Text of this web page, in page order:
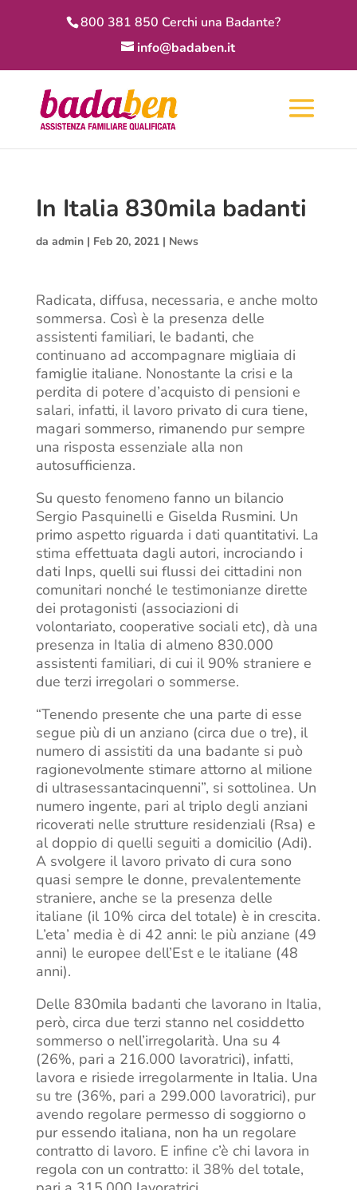
800 381 850 Cerchi una Badante?
info@badaben.it
In Italia 830mila badanti
da admin| Feb 20, 2021| News
Radicata, diffusa, necessaria, e anche molto
sommersa. Così è la presenza delle
assistenti familiari, le badanti, che
continuano ad accompagnare migliaia di
famiglie italiane. Nonostante la crisi e la
perdita di potere d’acquisto di pensioni e
salari, infatti, il lavoro privato di cura tiene,
magari sommerso, rimanendo pur sempre
una risposta essenziale alla non
autosufficienza.
Su questo fenomeno fanno un bilancio
Sergio Pasquinelli e Giselda Rusmini. Un
primo aspetto riguarda i dati quantitativi. La
stima effettuata dagli autori, incrociando i
dati Inps, quelli sui flussi dei cittadini non
comunitari nonché le testimonianze dirette
dei protagonisti (associazioni di
volontariato, cooperative sociali etc), dà una
presenza in Italia di almeno 830.000
assistenti familiari, di cui il 90% straniere e
due terzi irregolari o sommerse.
“Tenendo presente che una parte di esse
segue più di un anziano (circa due o tre), il
numero di assistiti da una badante si può
ragionevolmente stimare attorno al milione
di ultrasessantacinquenni”, si sottolinea. Un
numero ingente, pari al triplo degli anziani
ricoverati nelle strutture residenziali (Rsa) e
al doppio di quelli seguiti a domicilio (Adi).
A svolgere il lavoro privato di cura sono
quasi sempre le donne, prevalentemente
straniere, anche se la presenza delle
italiane (il 10% circa del totale) è in crescita.
L’eta’ media è di 42 anni: le più anziane (49
anni) le europee dell’Est e le italiane (48
anni).
Delle 830mila badanti che lavorano in Italia,
però, circa due terzi stanno nel cosiddetto
sommerso o nell’irregolarità. Una su 4
(26%, pari a 216.000 lavoratrici), infatti,
lavora e risiede irregolarmente in Italia. Una
su tre (36%, pari a 299.000 lavoratrici), pur
avendo regolare permesso di soggiorno o
pur essendo italiana, non ha un regolare
contratto di lavoro. E infine c’è chi lavora in
regola con un contratto: il 38% del totale,